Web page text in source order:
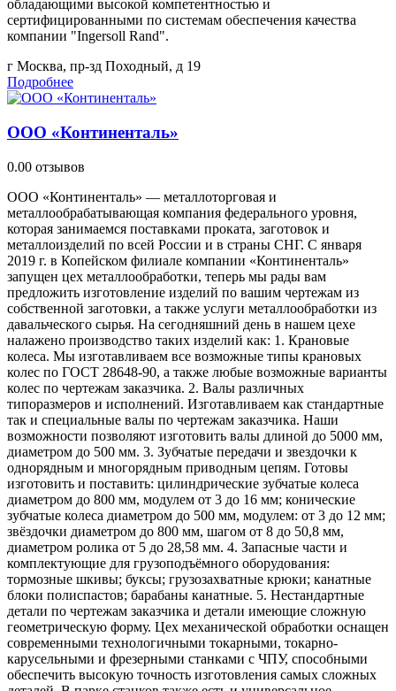
обладающими высокой компетентностью и
сертифицированными по системам обеспечения качества
компании "Ingersoll Rand".
г Москва, пр-зд Походный, д 19
Подробнее
ООО «Континенталь»
0.00 отзывов
ООО «Континенталь» — металлоторговая и
металлообрабатывающая компания федерального уровня,
которая занимаемся поставками проката, заготовок и
металлоизделий по всей России и в страны СНГ. С января
2019 г. в Копейском филиале компании «Континенталь»
запущен цех металлообработки, теперь мы рады вам
предложить изготовление изделий по вашим чертежам из
собственной заготовки, а также услуги металлообработки из
давальческого сырья. На сегодняшний день в нашем цехе
налажено производство таких изделий как: 1. Крановые
колеса. Мы изготавливаем все возможные типы крановых
колес по ГОСТ 28648-90, а также любые возможные варианты
колес по чертежам заказчика. 2. Валы различных
типоразмеров и исполнений. Изготавливаем как стандартные
так и специальные валы по чертежам заказчика. Наши
возможности позволяют изготовить валы длиной до 5000 мм,
диаметром до 500 мм. 3. Зубчатые передачи и звездочки к
однорядным и многорядным приводным цепям. Готовы
изготовить и поставить: цилиндрические зубчатые колеса
диаметром до 800 мм, модулем от 3 до 16 мм; конические
зубчатые колеса диаметром до 500 мм, модулем: от 3 до 12 мм;
звёздочки диаметром до 800 мм, шагом от 8 до 50,8 мм,
диаметром ролика от 5 до 28,58 мм. 4. Запасные части и
комплектующие для грузоподъёмного оборудования:
тормозные шкивы; буксы; грузозахватные крюки; канатные
блоки полиспастов; барабаны канатные. 5. Нестандартные
детали по чертежам заказчика и детали имеющие сложную
геометрическую форму. Цех механической обработки оснащен
современными технологичными токарными, токарно-
карусельными и фрезерными станками с ЧПУ, способными
обеспечить высокую точность изготовления самых сложных